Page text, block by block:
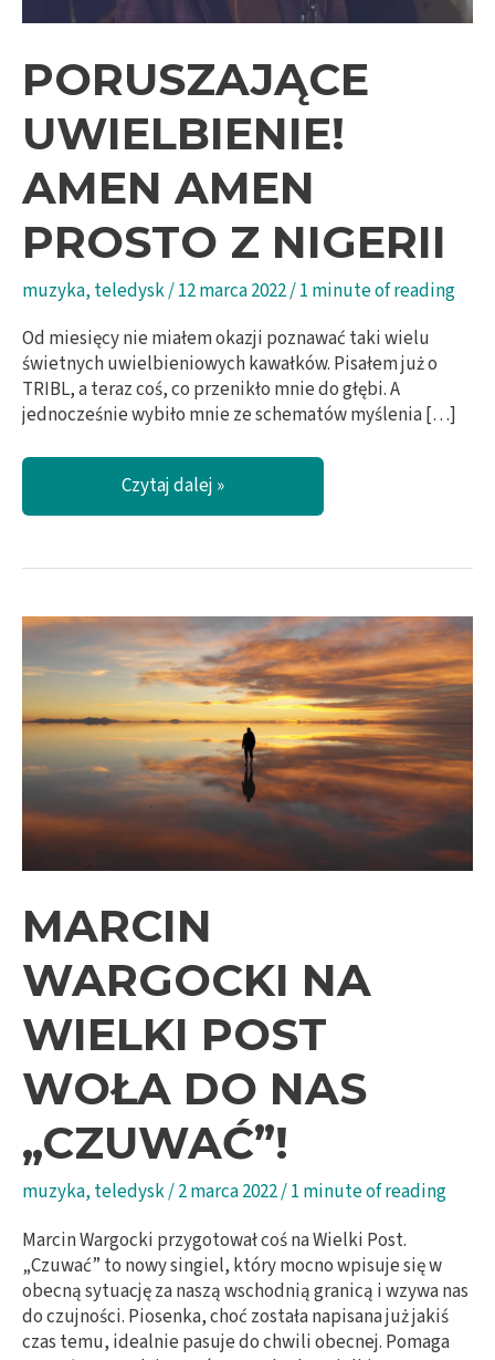
PORUSZAJĄCE
UWIELBIENIE!
AMEN AMEN
PROSTO Z NIGERII
muzyka, teledysk/12 marca 2022/1 minute of reading
Od miesięcy nie miałem okazji poznawać taki wielu
świetnych uwielbieniowych kawałków. Pisałem już o
TRIBL, a teraz coś, co przenikło mnie do głębi. A
jednocześnie wybiło mnie ze schematów myślenia […]
Poruszające
uwielbienie!
Amen
z
Nigerii
Czytaj dalej »
MARCIN
WARGOCKI NA
WIELKI POST
WOŁA DO NAS
„CZUWAĆ”!
muzyka, teledysk/2 marca 2022/1 minute of reading
Marcin Wargocki przygotował coś na Wielki Post.
„Czuwać” to nowy singiel, który mocno wpisuje się w
obecną sytuację za naszą wschodnią granicą i wzywa nas
do czujności. Piosenka, choć została napisana już jakiś
czas temu, idealnie pasuje do chwili obecnej. Pomaga